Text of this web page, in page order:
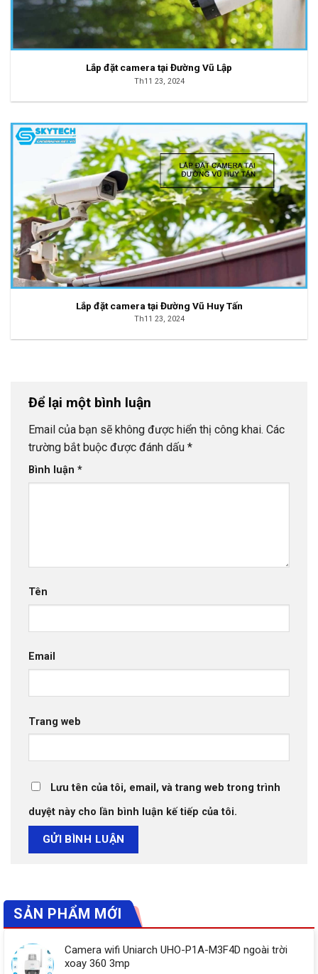
Lắp đặt camera tại Đường Vũ Lập
Th11 23, 2024
Lắp đặt camera tại Đường Vũ Huy Tấn
Th11 23, 2024
Để lại một bình luận
Email của bạn sẽ không được hiển thị công khai. Các
trường bắt buộc được đánh dấu *
Bình luận *
Tên
Email
Trang web
Lưu tên của tôi, email, và trang web trong trình
duyệt này cho lần bình luận kế tiếp của tôi.
SẢN PHẨM MỚI
Camera wifi Uniarch UHO-P1A-M3F4D ngoài trời
xoay 360 3mp